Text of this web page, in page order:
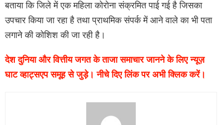
बताया कि जिले में एक महिला कोरोना संक्रमित पाई गई है जिसका
उपचार किया जा रहा है तथा प्राथमिक संपर्क में आने वाले का भी पता
लगाने की कोशिश की जा रही है।
देश दुनिया और वित्तीय जगत के ताजा समाचार जानने के लिए न्यूज़
घाट व्हाट्सएप समूह से जुड़े। नीचे दिए लिंक पर अभी क्लिक करें।